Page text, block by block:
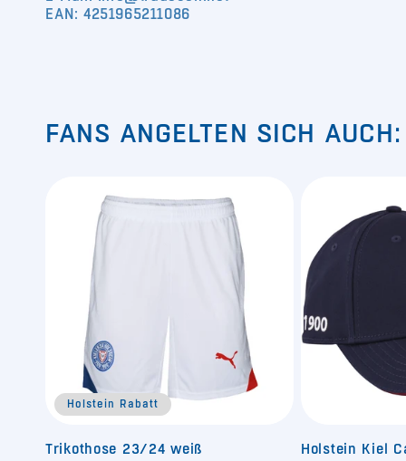
EAN: 4251965211086
FANS ANGELTEN SICH AUCH:
Holstein Rabatt
Trikothose 23/24 weiß Holstein Kiel